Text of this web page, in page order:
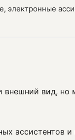
вид, но
ассистентов